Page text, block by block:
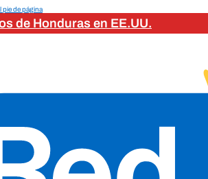
pie de página
de Honduras en EE.UU.